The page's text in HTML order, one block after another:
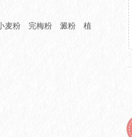
小麦粉 完梅粉 澱粉 植